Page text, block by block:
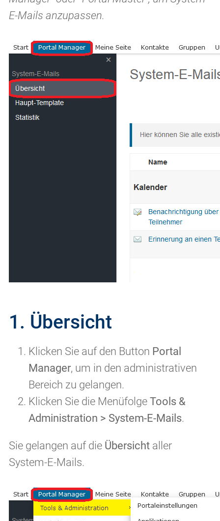
E-Mails anzupassen.
1. Übersicht
Klicken Sie auf den Button Portal
Manager, um in den administrativen
Bereich zu gelangen.
Klicken Sie die Menüfolge Tools &
Administration > System-E-Mails.
Sie gelangen auf die Übersichtaller
System-E-Mails.